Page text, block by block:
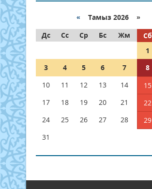
« Тамыз 2026 »
Дс
Сс Ср Бс Жм Сб
1
3
4 5 6 7 8
10
11 12 13 14 15
17
18 19 20 21 22
24
25 26 27 28 29
31